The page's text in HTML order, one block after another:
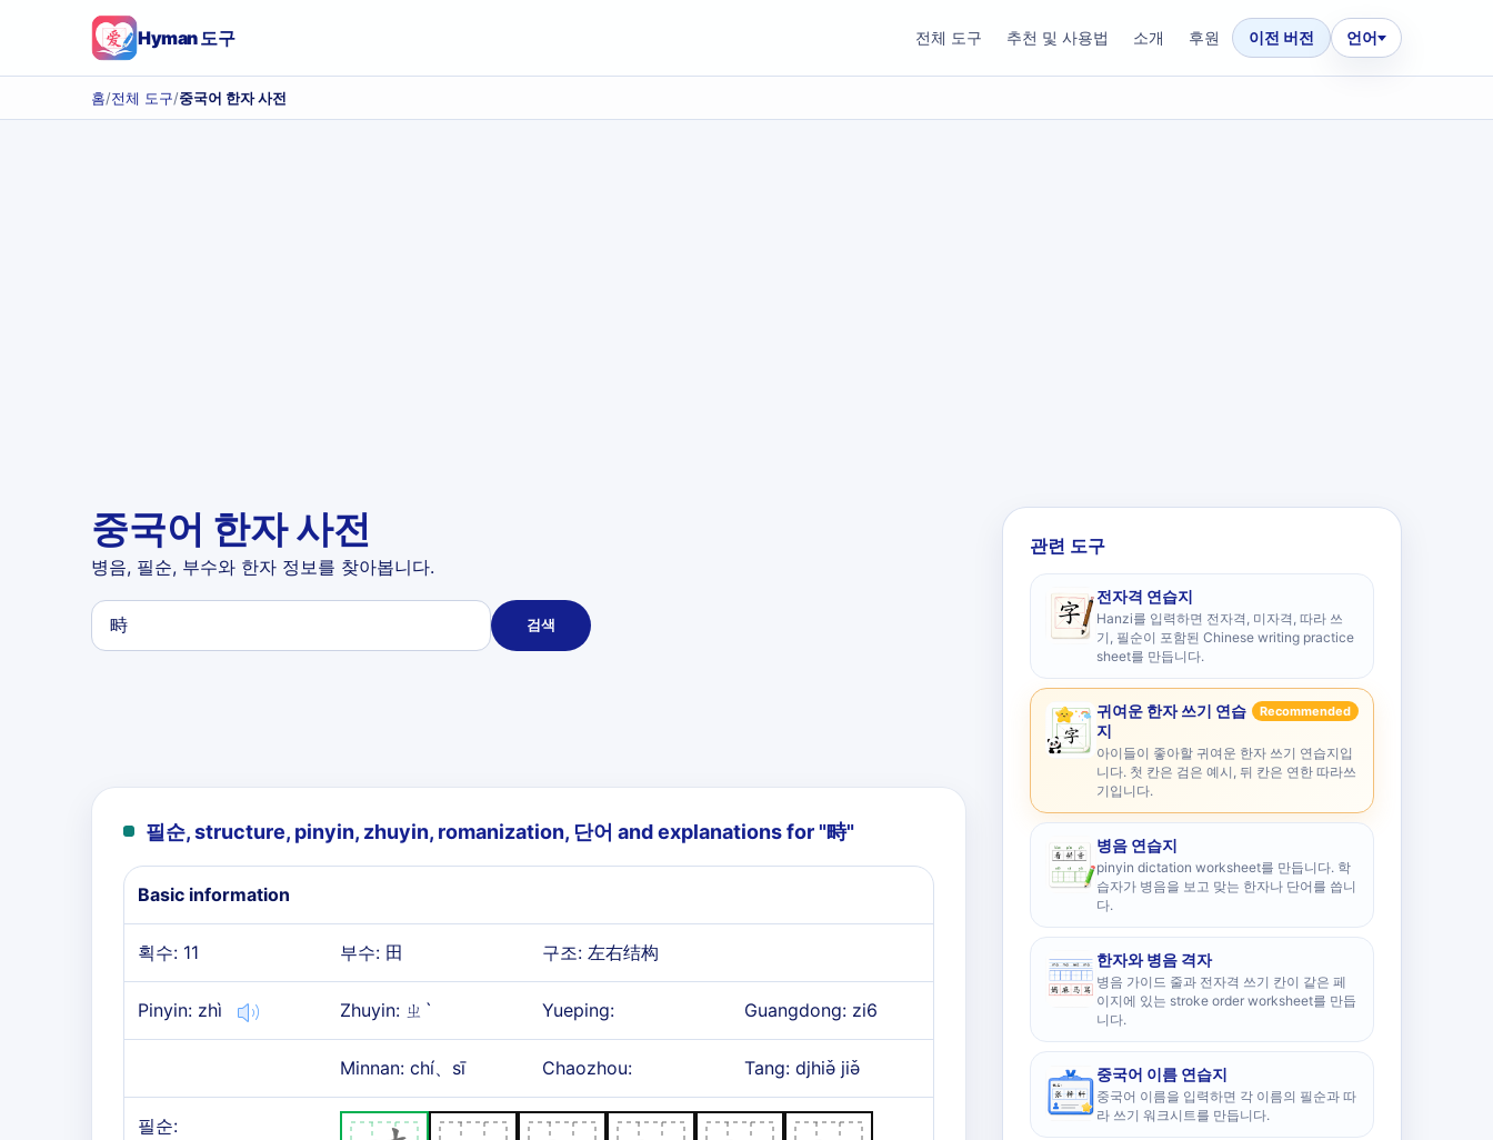
Hyman 도구 전체 도구 추천 및 사용법 소개 후원 이전 버전 언어
홈/전체 도구/중국어 한자 사전
중국어 한자 사전
병음, 필순, 부수와 한자 정보를 찾아봅니다.
검색
필순, structure, pinyin, zhuyin, romanization, 단어 and explanations for "畤"
Basic information
획수: 11 부수: 田 구조: 左右结构
Pinyin: zhì Zhuyin: ㄓˋ Yueping: Guangdong: zi6
Minnan: chí、sī Chaozhou: Tang: djhiə̌ jiə̌
필순:
관련 도구
전자격 연습지
Hanzi를 입력하면 전자격, 미자격, 따라 쓰
기, 필순이 포함된 Chinese writing practice
sheet를 만듭니다.
귀여운 한자 쓰기 연습
지
Recommended
아이들이 좋아할 귀여운 한자 쓰기 연습지입
니다. 첫 칸은 검은 예시, 뒤 칸은 연한 따라쓰
기입니다.
병음 연습지
pinyin dictation worksheet를 만듭니다. 학
습자가 병음을 보고 맞는 한자나 단어를 씁니
다.
한자와 병음 격자
병음 가이드 줄과 전자격 쓰기 칸이 같은 페
이지에 있는 stroke order worksheet를 만듭
니다.
중국어 이름 연습지
중국어 이름을 입력하면 각 이름의 필순과 따
라 쓰기 워크시트를 만듭니다.